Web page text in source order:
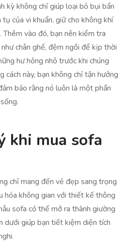
kỳ không chỉ giúp loại bỏ bụi bẩn
của vi khuẩn, giữ cho không khí
vào đó, bạn nên kiểm tra
chân ghế, đệm ngồi để kịp thời
hư hỏng nhỏ trước khi chúng
cách này, bạn không chỉ tận hưởng
bảo rằng nó luôn là một phần
khi mua sofa
chỉ mang đến vẻ đẹp sang trọng
hóa không gian với thiết kế thông
sofa có thể mở ra thành giường
dưới giúp bạn tiết kiệm diện tích